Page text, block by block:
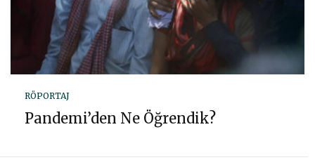
RÖPORTAJ
Pandemi’den Ne Öğrendik?